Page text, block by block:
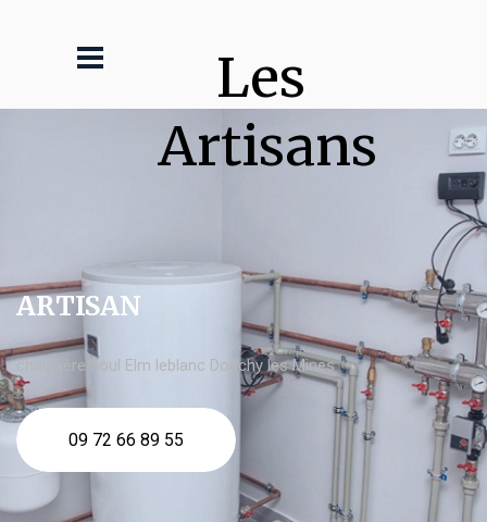
Les
Artisans
ARTISAN
chaudière fioul Elm leblanc Douchy les Mines
09 72 66 89 55